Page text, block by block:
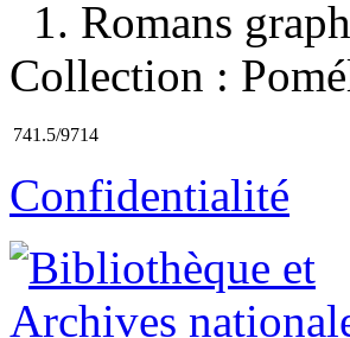
1. Romans
Collection :
741.5/9714
Confidentialité